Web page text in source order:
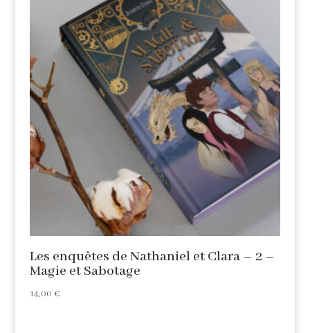
Les enquêtes de Nathaniel et Clara – 2 –
Magie et Sabotage
14,00 €